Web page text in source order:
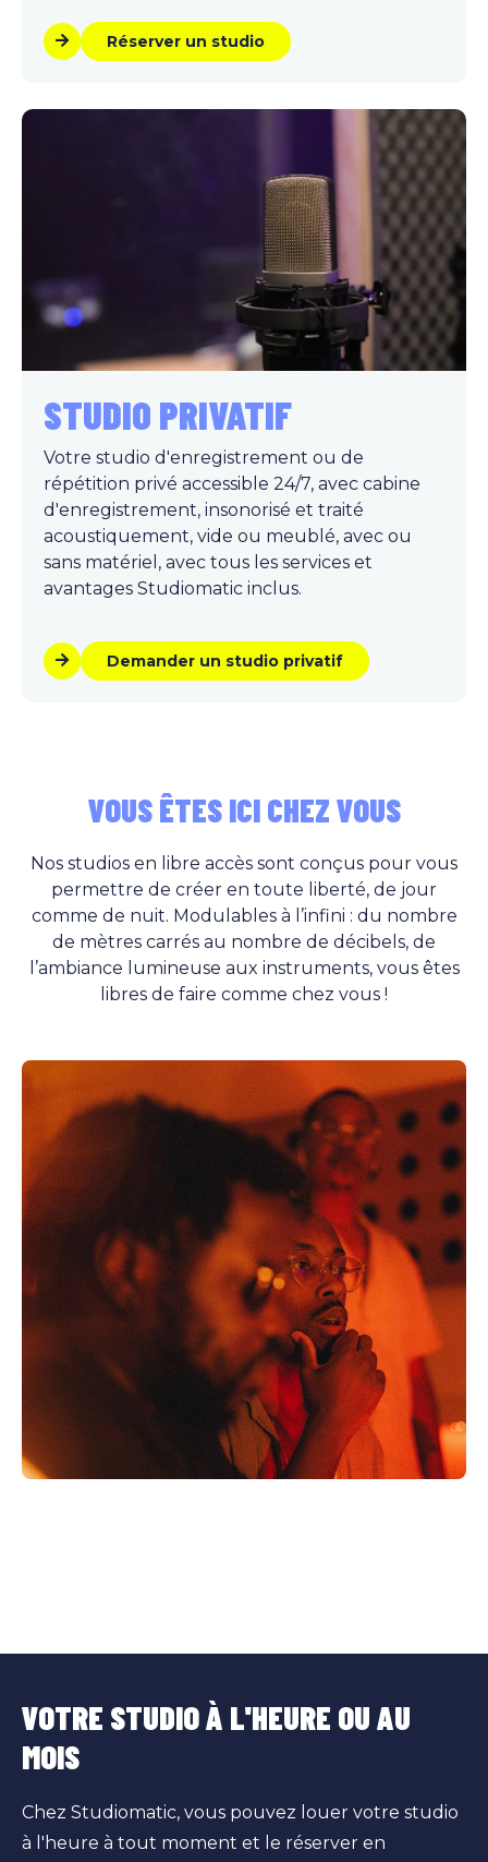
Réserver un studio
STUDIO PRIVATIF
Votre studio d'enregistrement ou de
répétition privé accessible 24/7, avec cabine
d'enregistrement, insonorisé et traité
acoustiquement, vide ou meublé, avec ou
sans matériel, avec tous les services et
avantages Studiomatic inclus.
Demander un studio privatif
VOUS ÊTES ICI CHEZ VOUS
Nos studios en libre accès sont conçus pour vous
permettre de créer en toute liberté, de jour
comme de nuit. Modulables à l’infini : du nombre
de mètres carrés au nombre de décibels, de
l’ambiance lumineuse aux instruments, vous êtes
libres de faire comme chez vous !
VOTRE STUDIO À L'HEURE OU AU
MOIS
Chez Studiomatic, vous pouvez louer votre studio
à l'heure à tout moment et le réserver en